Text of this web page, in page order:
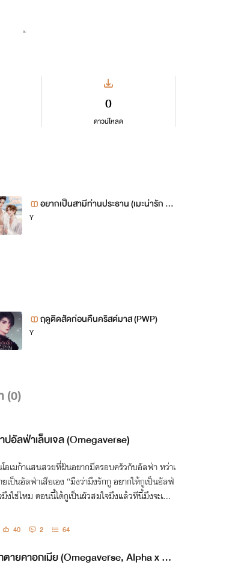
ลยน้า
0
ดาวน์โหลด
อยากเป็นสามีท่านประธาน (เมะน่ารัก x เ
Y
ฤดูติดสัดก่อนคืนคริสต์มาส (PWP)
Y
(0)
ปอัลฟ่าเล็บเจล (Omegaverse)
โอเมก้าแสนสวยที่ฝันอยากมีครอบครัวกับอัลฟ่า ทว่าเ
เป็นอัลฟ่าเสียเอง “มึงว่ามึงรักกู อยากให้กูเป็นอัลฟ่
มึงใช่ไหม ตอนนี้ได้กูเป็นผัวสมใจมึงแล้วทีนี้มึงจะเอาอ
40 2 64
ตายคาอกเมีย (Omegaverse, Alpha x B